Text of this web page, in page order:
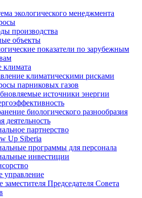
экологического менеджмента
производства
объекты
показатели по зарубежным
климата
климатическими рисками
парниковых газов
источники энергии
биологического разнообразия
деятельность
партнерство
Up Siberia
программы для персонала
инвестиции
управление
Председателя Совета